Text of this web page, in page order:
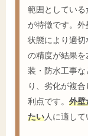
範囲としてい
が特徴です。
状態により適
の精度が結果
装・防水工事
り、劣化が複
利点です。 外壁
たい人に適して